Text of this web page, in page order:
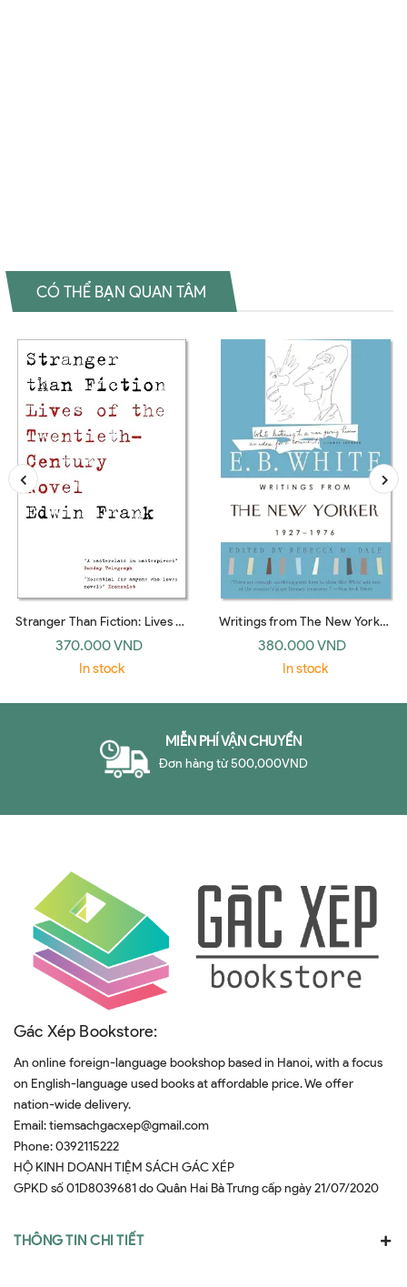
CÓ THỂ BẠN QUAN TÂM
Stranger Than Fiction: Lives of
the Twentieth-Century Novel
(Vintage)
370.000 VND
In stock
Writings from The New Yorker
1927-1976: E. B. White
380.000 VND
In stock
MIỄN PHÍ VẬN CHUYỂN
Đơn hàng từ 500,000VND
Gác Xép Bookstore:
An online foreign-language bookshop based in Hanoi, with a focus
on English-language used books at affordable price. We offer
nation-wide delivery.
Email:tiemsachgacxep@gmail.com
Phone:0392115222
HỘ KINH DOANH TIỆM SÁCH GÁC XÉP
GPKD số 01D8039681 do Quân Hai Bà Trưng cấp ngày 21/07/2020
THÔNG TIN CHI TIẾT